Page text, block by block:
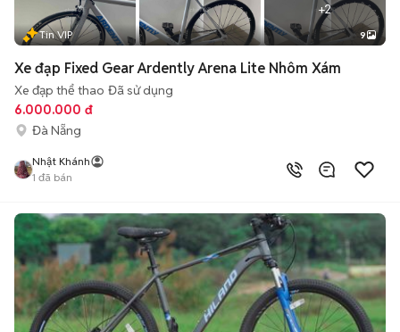
+2
Tin VIP 9
Xe đạp Fixed Gear Ardently Arena Lite Nhôm Xám
Xe đạp thể thao Đã sử dụng
6.000.000 đ
Đà Nẵng
Nhật Khánh
1 đã bán